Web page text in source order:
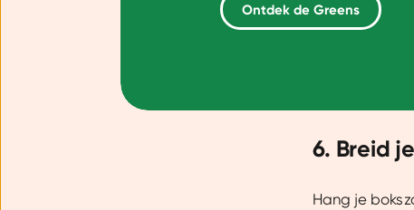
Ontdek de Greens
6. Breid
Hang je